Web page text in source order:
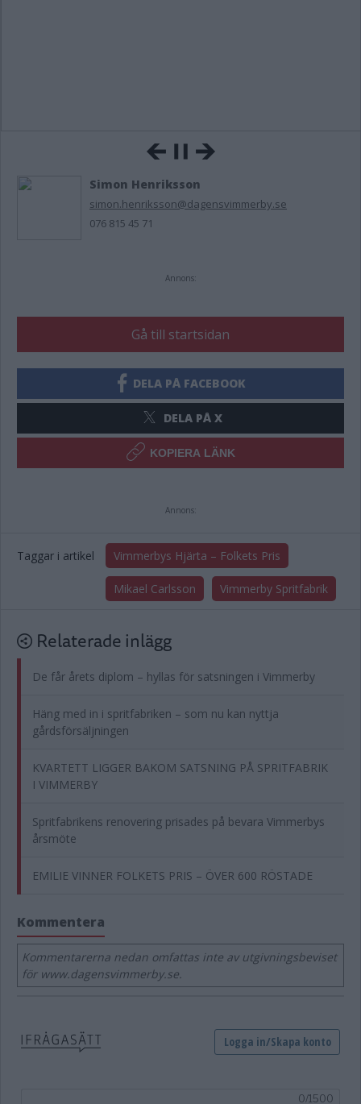
Simon Henriksson
simon.henriksson@dagensvimmerby.se
076 815 45 71
Annons:
Gå till startsidan
DELA PÅ FACEBOOK
DELA PÅ X
KOPIERA LÄNK
Annons:
Taggar i artikel Vimmerbys Hjärta – Folkets Pris
Mikael Carlsson Vimmerby Spritfabrik
Relaterade inlägg
De får årets diplom – hyllas för satsningen i Vimmerby
Häng med in i spritfabriken – som nu kan nyttja
gårdsförsäljningen
KVARTETT LIGGER BAKOM SATSNING PÅ SPRITFABRIK
I VIMMERBY
Spritfabrikens renovering prisades på bevara Vimmerbys
årsmöte
EMILIE VINNER FOLKETS PRIS – ÖVER 600 RÖSTADE
Kommentera
Kommentarerna nedan omfattas inte av utgivningsbeviset
för www.dagensvimmerby.se.